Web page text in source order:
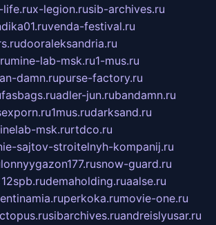
life.rux-legion.rusib-archives.ru
venda-festival.ru
dooraleksandria.ru
mine-lab-msk.ru1-mus.ru
damn.rupurse-factory.ru
fasbags.ruadler-jun.rubandamn.ru
1mus.rudarksand.ru
msk.rurtdco.ru
sajtov-stroitelnyh-kompanij.ru
snow-guard.ru
demaholding.ruaalse.ru
perkoka.rumovie-one.ru
sibarchives.ruandreislyusar.ru